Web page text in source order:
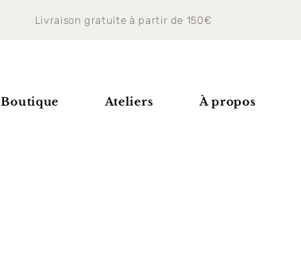
Livraison gratuite à partir de 150€
Boutique Ateliers À propos